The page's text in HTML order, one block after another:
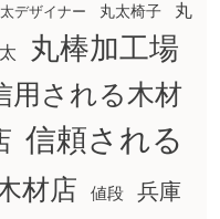
デザイナー 丸太椅子 丸
丸棒加工場
用される木材
信頼される
材店 値段
兵庫